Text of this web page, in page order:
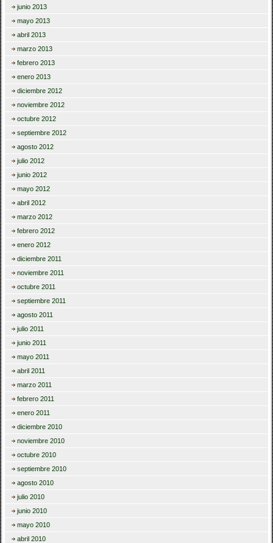
junio 2013
mayo 2013
abril 2013
marzo 2013
febrero 2013
enero 2013
diciembre 2012
noviembre 2012
octubre 2012
septiembre 2012
agosto 2012
julio 2012
junio 2012
mayo 2012
abril 2012
marzo 2012
febrero 2012
enero 2012
diciembre 2011
noviembre 2011
octubre 2011
septiembre 2011
agosto 2011
julio 2011
junio 2011
mayo 2011
abril 2011
marzo 2011
febrero 2011
enero 2011
diciembre 2010
noviembre 2010
octubre 2010
septiembre 2010
agosto 2010
julio 2010
junio 2010
mayo 2010
abril 2010